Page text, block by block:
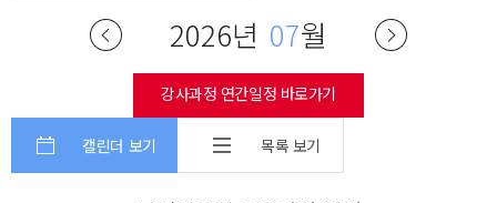
2026년 07월
강사과정 연간일정 바로가기
캘린더 보기 목록 보기